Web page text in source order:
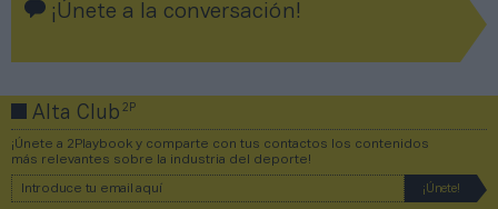
¡Únete a la conversación!
Alta Club2P
¡Únete a 2Playbook y comparte con tus contactos los contenidos
más relevantes sobre la industria del deporte!